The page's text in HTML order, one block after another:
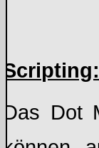
Scripting:
Das Dot